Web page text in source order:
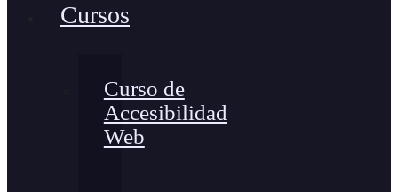
Cursos
Curso de
Accesibilidad
Web